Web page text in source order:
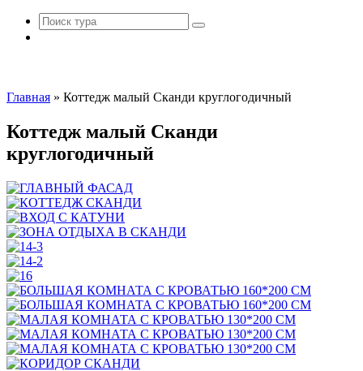
Главная » Коттедж малый Сканди круглогодичный
Коттедж малый Сканди
круглогодичный